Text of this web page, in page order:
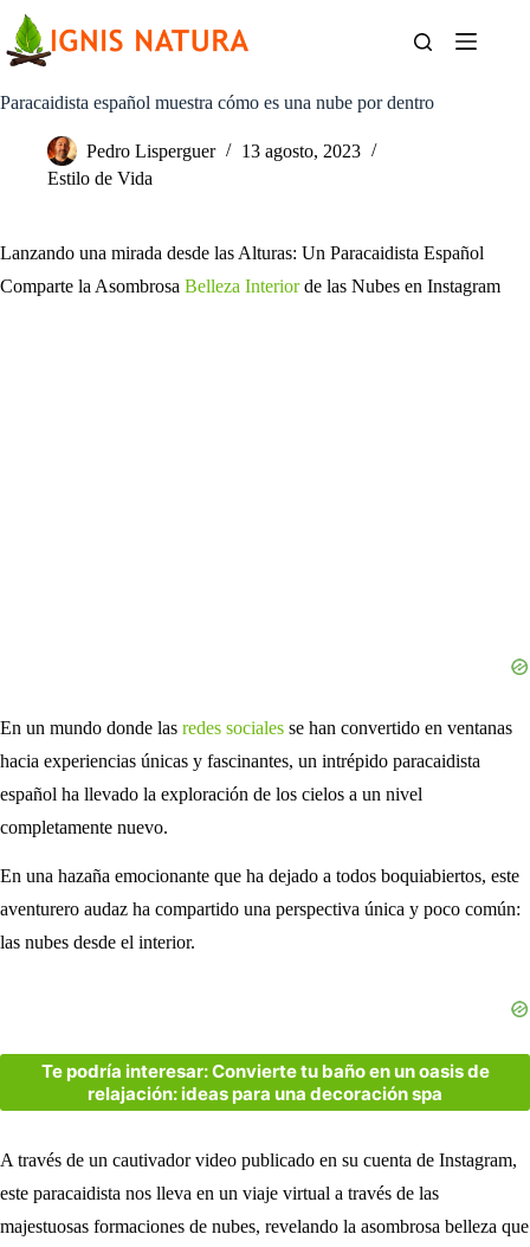
contenido
Paracaidista español muestra cómo es una nube por dentro
Pedro Lisperguer
13 agosto, 2023
Estilo de Vida
Lanzando una mirada desde las Alturas: Un Paracaidista Español
Comparte la Asombrosa Belleza Interiorde las Nubes en Instagram
En un mundo donde las redes sociales se han convertido en ventanas
hacia experiencias únicas y fascinantes, un intrépido paracaidista
español ha llevado la exploración de los cielos a un nivel
completamente nuevo.
En una hazaña emocionante que ha dejado a todos boquiabiertos, este
aventurero audaz ha compartido una perspectiva única y poco común:
las nubes desde el interior.
Te podría interesar: Convierte tu baño en un oasis de
relajación: ideas para una decoración spa
A través de un cautivador video publicado en su cuenta de Instagram,
este paracaidista nos lleva en un viaje virtual a través de las
majestuosas formaciones de nubes, revelando la asombrosa belleza que